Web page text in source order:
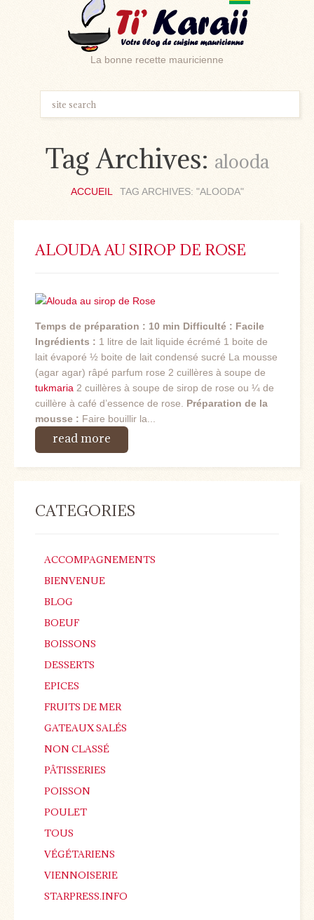
La bonne recette mauricienne
Tag Archives: alooda
ACCUEIL TAG ARCHIVES: "ALOODA"
ALOUDA AU SIROP DE ROSE
Temps de préparation : 10 min Difficulté : Facile
Ingrédients : 1 litre de lait liquide écrémé 1 boite de
lait évaporé ½ boite de lait condensé sucré La mousse
(agar agar) râpé parfum rose 2 cuillères à soupe de
tukmaria 2 cuillères à soupe de sirop de rose ou ¼ de
cuillère à café d’essence de rose. Préparation de la
mousse : Faire bouillir la...
read more
CATEGORIES
ACCOMPAGNEMENTS
BIENVENUE
BLOG
BOEUF
BOISSONS
DESSERTS
EPICES
FRUITS DE MER
GATEAUX SALÉS
NON CLASSÉ
PÂTISSERIES
POISSON
POULET
TOUS
VÉGÉTARIENS
VIENNOISERIE
STARPRESS.INFO